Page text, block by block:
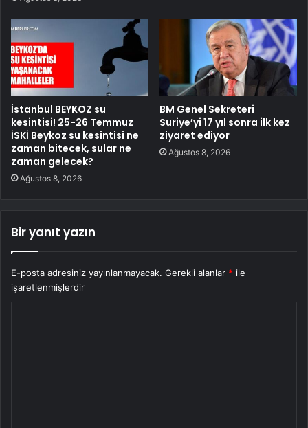
İstanbul BEYKOZ su
kesintisi! 25-26 Temmuz
İSKİ Beykoz su kesintisi ne
zaman bitecek, sular ne
zaman gelecek?
Ağustos 8, 2026
BM Genel Sekreteri
Suriye’yi 17 yıl sonra ilk kez
ziyaret ediyor
Ağustos 8, 2026
Bir yanıt yazın
E-posta adresiniz yayınlanmayacak. Gerekli alanlar * ile
işaretlenmişlerdir